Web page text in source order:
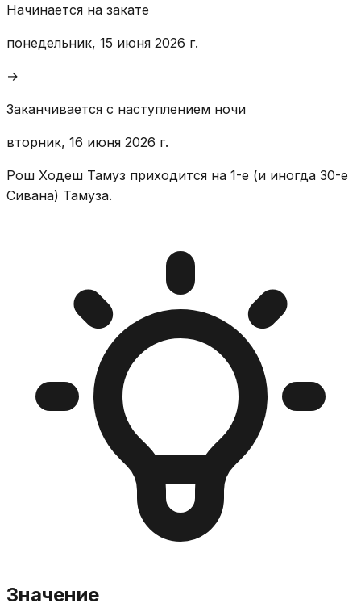
Начинается на закате
понедельник, 15 июня 2026 г.
→
Заканчивается с наступлением ночи
вторник, 16 июня 2026 г.
Рош Ходеш Тамуз приходится на 1-е (и иногда 30-е
Сивана) Тамуза.
Значение